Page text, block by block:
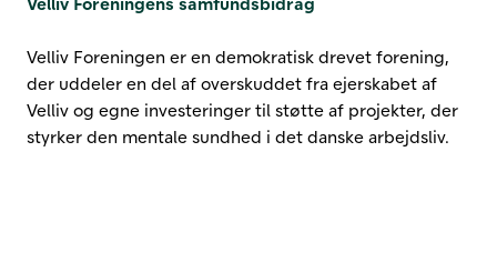
Velliv Foreningen er en demokratisk drevet forening,
der uddeler en del af overskuddet fra ejerskabet af
Velliv og egne investeringer til støtte af projekter, der
styrker den mentale sundhed i det danske arbejdsliv.